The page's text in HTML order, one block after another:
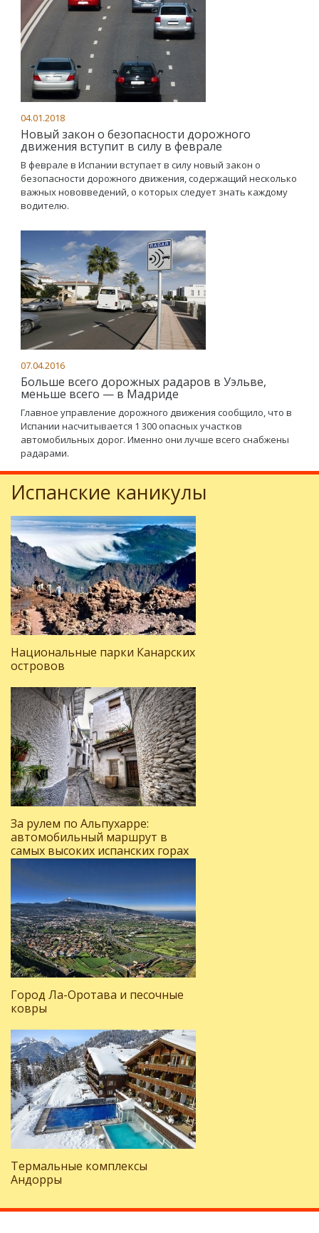
04.01.2018
Новый закон о безопасности дорожного
движения вступит в силу в феврале
В феврале в Испании вступает в силу новый закон о
безопасности дорожного движения, содержащий несколько
важных нововведений, о которых следует знать каждому
водителю.
07.04.2016
Больше всего дорожных радаров в Уэльве,
меньше всего — в Мадриде
Главное управление дорожного движения сообщило, что в
Испании насчитывается 1 300 опасных участков
автомобильных дорог. Именно они лучше всего снабжены
радарами.
Испанские каникулы
Национальные парки Канарских
островов
За рулем по Альпухарре:
автомобильный маршрут в
самых высоких испанских горах
Город Ла-Оротава и песочные
ковры
Термальные комплексы
Андорры